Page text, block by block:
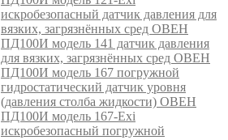
искробезопасный датчик давления для
вязких, загрязнённых сред ОВЕН
ПД100И модель 141 датчик давления
для вязких, загрязнённых сред ОВЕН
ПД100И модель 167 погружной
гидростатический датчик уровня
(давления столба жидкости) ОВЕН
ПД100И модель 167-Exi
искробезопасный погружной